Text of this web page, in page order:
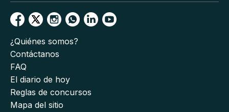
¿Quiénes somos?
Contáctanos
FAQ
El diario de hoy
Reglas de concursos
Mapa del sitio